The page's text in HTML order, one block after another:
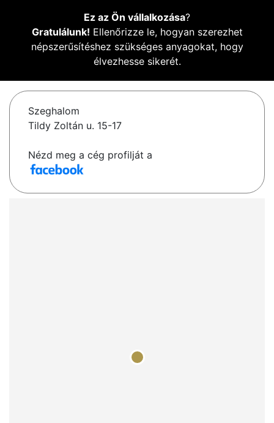
Ez az Ön vállalkozása?
Gratulálunk! Ellenőrizze le, hogyan szerezhet
népszerűsítéshez szükséges anyagokat, hogy
élvezhesse sikerét.
Szeghalom
Tildy Zoltán u. 15-17
Nézd meg a cég profilját a